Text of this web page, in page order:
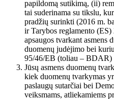
papildomą sutikimą, (ii)
tai suderinama su tikslu,
pradžių surinkti (2016 m.
ir Tarybos reglamento
apsaugos tvarkant asmens
duomenų judėjimo bei
95/46/EB (toliau – BDAR)
Jūsų asmens duomenų
kiek duomenų tvarkymas
paslaugų sutarčiai bei
veiksmams, atliekamiems